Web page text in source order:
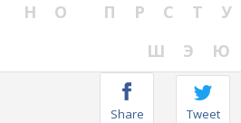
Н
О П Р С Т У
Ш
Э Ю
Share Tweet